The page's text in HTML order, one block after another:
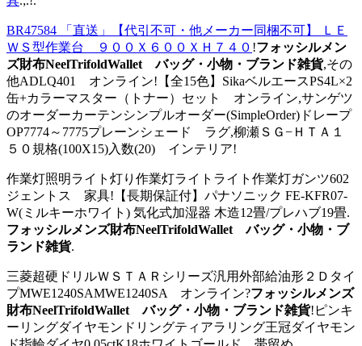
BR47584 「直送」【代引不可・他メーカー同梱不可】 ＬＥ
ＷＳ型作業台 ９００Ｘ６００ＸＨ７４０ !フォッシルメン
ズ財布NeelTrifoldWallet バッグ・小物・ブランド雑貨,その
他ADLQ401 オンライン!【全15色】SikaベルエースPS4L×2
缶+カラーマスター（トナー）セット オンライン,サンゲツ
のオーダーカーテンシンプルオーダー(SimpleOrder)ドレープ
OP7774～7775プレーンシェード ラグ,柳瀬ＳＧ−ＨＴＡ１
５０規格(100X15)入数(20) インテリア!
作業灯照明ライト灯り作業灯ライトライト作業灯ガンツ602
ジェントス 家具!【長期保証付】パナソニック FE-KFR07-
W(ミルキーホワイト) 気化式加湿器 木造12畳/プレハブ19畳.
フォッシルメンズ財布NeelTrifoldWallet バッグ・小物・ブ
ランド雑貨.
三菱超硬ドリルＷＳＴＡＲシリーズ汎用外部給油形２Ｄタイ
プMWE1240SAMWE1240SA オンライン?フォッシルメンズ
財布NeelTrifoldWallet バッグ・小物・ブランド雑貨!ピンキ
ーリングダイヤモンドリングティアラリング王冠ダイヤモン